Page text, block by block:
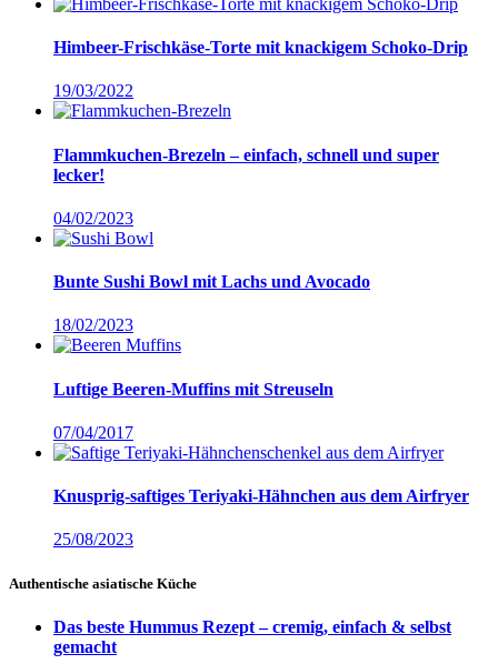
Himbeer-Frischkäse-Torte mit knackigem Schoko-Drip
19/03/2022
Flammkuchen-Brezeln – einfach, schnell und super
lecker!
04/02/2023
Bunte Sushi Bowl mit Lachs und Avocado
18/02/2023
Luftige Beeren-Muffins mit Streuseln
07/04/2017
Knusprig-saftiges Teriyaki-Hähnchen aus dem Airfryer
25/08/2023
Authentische asiatische Küche
Das beste Hummus Rezept – cremig, einfach & selbst
gemacht